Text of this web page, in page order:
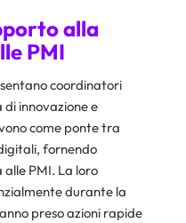
alla
PMI
coordinatori
di innovazione e
come ponte tra
fornendo
PMI. La loro
durante la
preso azioni rapide